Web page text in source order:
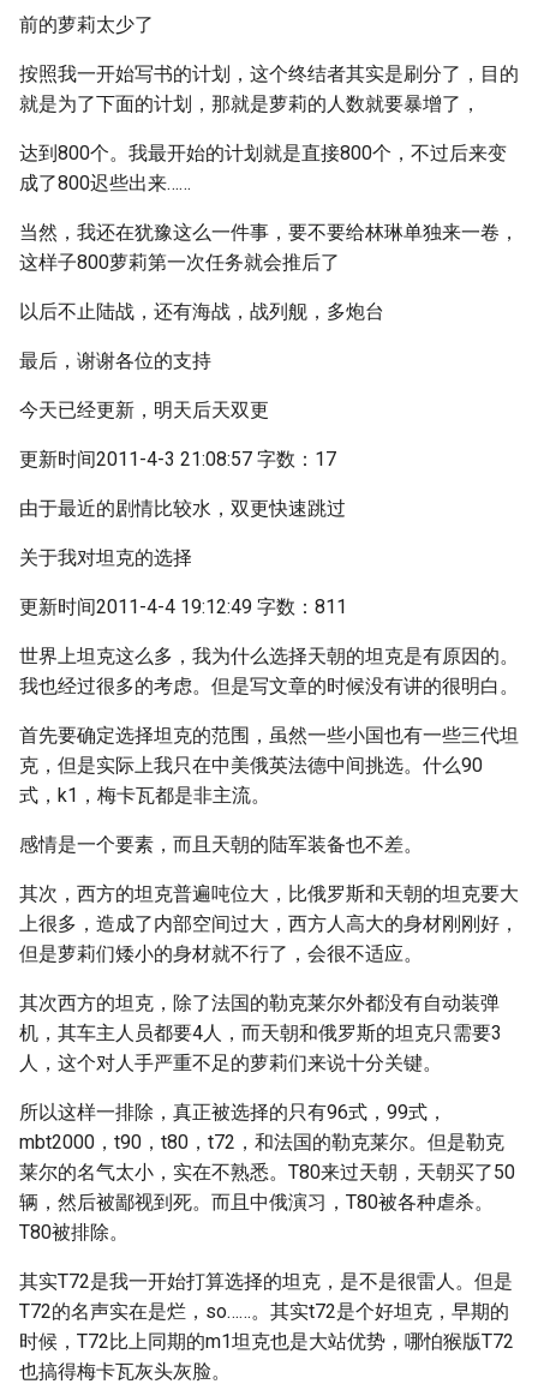
前的萝莉太少了
按照我一开始写书的计划，这个终结者其实是刷分了，目的
就是为了下面的计划，那就是萝莉的人数就要暴增了，
达到800个。我最开始的计划就是直接800个，不过后来变
成了800迟些出来……
当然，我还在犹豫这么一件事，要不要给林琳单独来一卷，
这样子800萝莉第一次任务就会推后了
以后不止陆战，还有海战，战列舰，多炮台
最后，谢谢各位的支持
今天已经更新，明天后天双更
更新时间2011-4-3 21:08:57 字数：17
由于最近的剧情比较水，双更快速跳过
关于我对坦克的选择
更新时间2011-4-4 19:12:49 字数：811
世界上坦克这么多，我为什么选择天朝的坦克是有原因的。
我也经过很多的考虑。但是写文章的时候没有讲的很明白。
首先要确定选择坦克的范围，虽然一些小国也有一些三代坦
克，但是实际上我只在中美俄英法德中间挑选。什么90
式，k1，梅卡瓦都是非主流。
感情是一个要素，而且天朝的陆军装备也不差。
其次，西方的坦克普遍吨位大，比俄罗斯和天朝的坦克要大
上很多，造成了内部空间过大，西方人高大的身材刚刚好，
但是萝莉们矮小的身材就不行了，会很不适应。
其次西方的坦克，除了法国的勒克莱尔外都没有自动装弹
机，其车主人员都要4人，而天朝和俄罗斯的坦克只需要3
人，这个对人手严重不足的萝莉们来说十分关键。
所以这样一排除，真正被选择的只有96式，99式，
mbt2000，t90，t80，t72，和法国的勒克莱尔。但是勒克
莱尔的名气太小，实在不熟悉。T80来过天朝，天朝买了50
辆，然后被鄙视到死。而且中俄演习，T80被各种虐杀。
T80被排除。
其实T72是我一开始打算选择的坦克，是不是很雷人。但是
T72的名声实在是烂，so……。其实t72是个好坦克，早期的
时候，T72比上同期的m1坦克也是大站优势，哪怕猴版T72
也搞得梅卡瓦灰头灰脸。